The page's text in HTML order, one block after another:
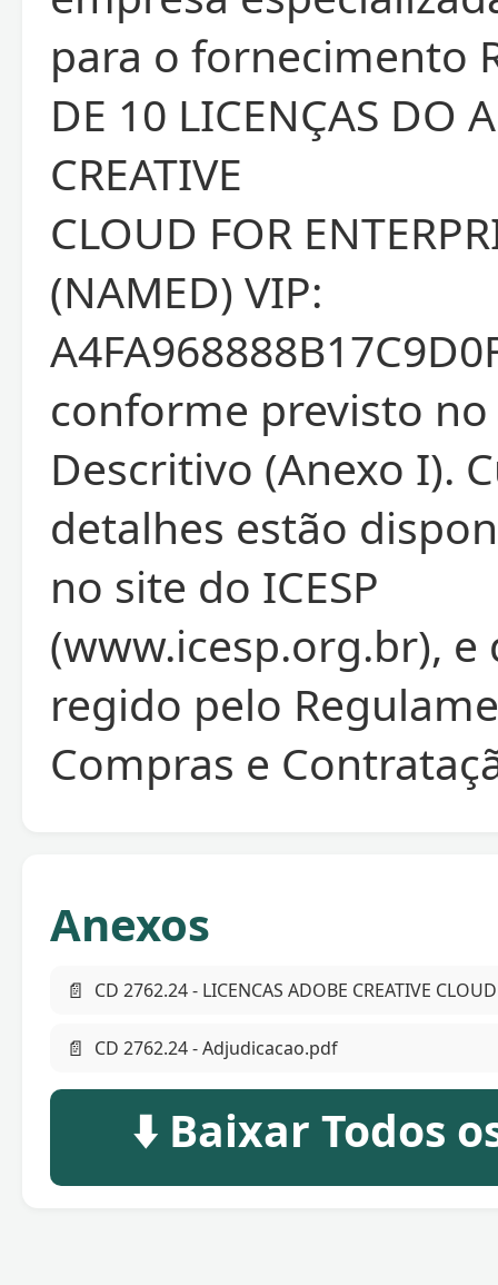
para o fornecimento
DE 10 LICENÇAS DO
CREATIVE
CLOUD FOR
(NAMED) VIP:
conforme previsto
Descritivo (Anexo I).
detalhes estão
no site do ICESP
(www.icesp.org.br), e
regido pelo
Compras e
Anexos
📄 CD 2762.24 - LICENCAS ADOBE CREATIVE
📄 CD 2762.24 - Adjudicacao.pdf
⬇️ Baixar Todos